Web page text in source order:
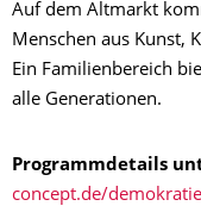
Auf dem Altmarkt
Menschen aus Kunst,
Ein Familienbereich
alle Generationen.
Programmdetails
concept.de/demokratie